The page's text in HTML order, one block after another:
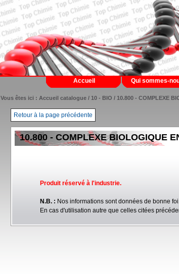
Accueil Qui sommes-
Vous êtes ici : Accueil catalogue / 10 - BIO / 10.800 - COMPLEXE
Retour à la page précédente
10.800 - COMPLEXE BIOLOGIQUE
Produit réservé à l'industrie.
N.B. : Nos informations sont données de bonne
En cas d'utilisation autre que celles citées